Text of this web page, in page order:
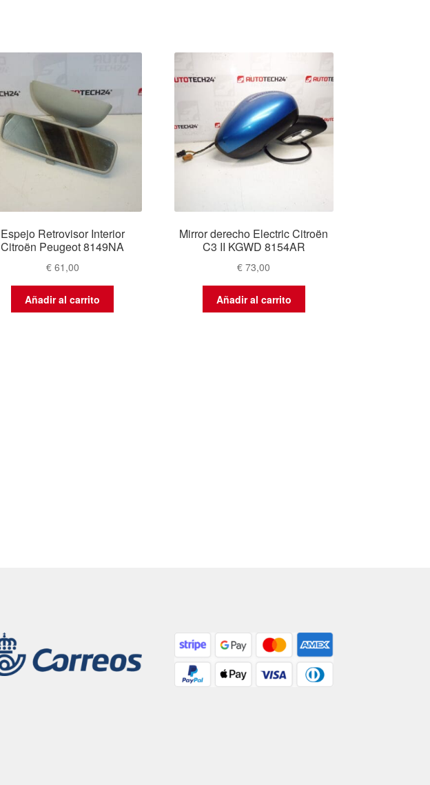
Espejo Retrovisor Interior
Citroën Peugeot 8149NA
€61,00
Añadir al carrito
Mirror derecho Electric Citroën
C3 II KGWD 8154AR
€ 73,00
Añadir al carrito